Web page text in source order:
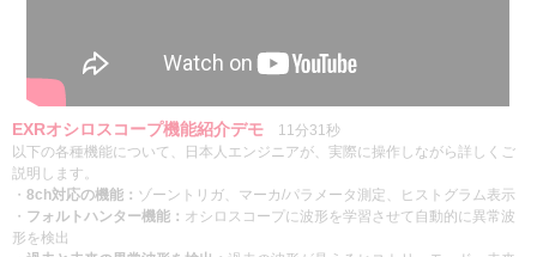
EXRオシロスコープ機能紹介デモ
11分31秒
以下の各種機能について、日本人エンジニアが、実際に操作しながら詳しくご
説明します。
・ 8ch対応の機能： ゾーントリガ、マーカ/パラメータ測定、ヒストグラム表示
・ フォルトハンター機能： オシロスコープに波形を学習させて自動的に異常波
形を検出